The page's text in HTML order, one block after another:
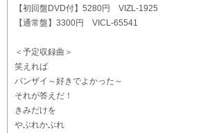
【初回盤DVD付】5280円 VIZL-1925
【通常盤】3300円 VICL-65541
＜予定収録曲＞
笑えれば
バンザイ～好きでよかった～
それが答えだ！
きみだけを
やぶれかぶれ